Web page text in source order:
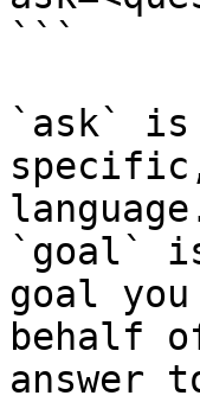
```
`ask` is
`goal`
goal
behalf
answer